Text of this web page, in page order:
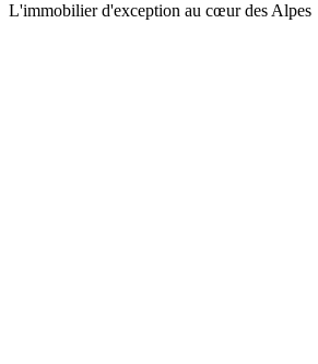
L'immobilier d'exception au cœur des Alpes